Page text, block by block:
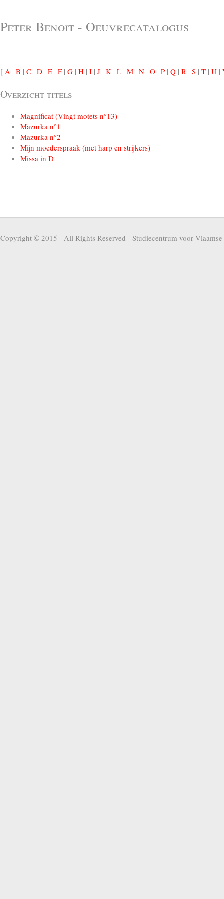
Peter Benoit - Oeuvrecatalogus
[ A | B | C | D | E | F| G | H | I | J | K | L | M | N | O | P | Q | R | S | T | U |
Overzicht titels
Magnificat (Vingt motets n°13)
Mazurka n°1
Mazurka n°2
Mijn moederspraak (met harp en strijkers)
Missa in D
Copyright © 2015 - All Rights Reserved - Studiecentrum voor